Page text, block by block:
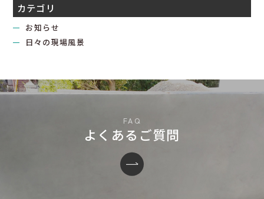
カテゴリ
お知らせ
日々の現場風景
よくあるご質問